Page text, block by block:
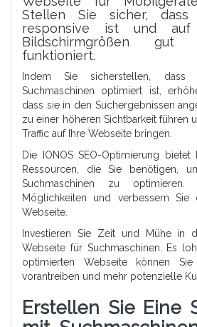
Stellen Sie sicher, dass
responsive ist und auf
Bildschirmgrößen gut
funktioniert.
Indem Sie sicherstellen,
Suchmaschinen optimiert ist,
dass sie in den Suchergebnissen
zu einer höheren Sichtbarkeit führen
Traffic auf Ihre Webseite bringen.
Die IONOS SEO-Optimierung
Ressourcen, die Sie benötigen,
Suchmaschinen zu
Möglichkeiten und verbessern Sie
Webseite.
Investieren Sie Zeit und Mühe in
Webseite für Suchmaschinen. Es
optimierten Webseite können
vorantreiben und mehr potenzielle
Erstellen Sie Eine